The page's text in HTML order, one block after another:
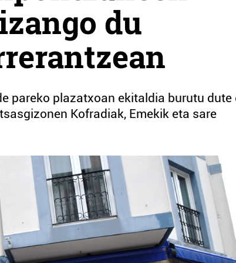
du
pareko plazatxoan ekitaldia burutu dute
Kofradiak, Emekik eta sare